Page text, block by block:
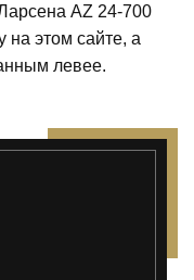
AZ 24-700
на этом сайте, а
левее.